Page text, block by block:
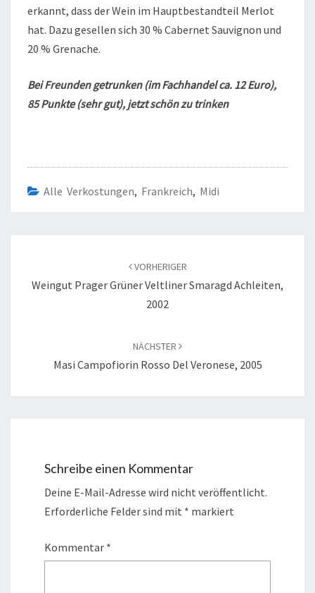
erkannt, dass der Wein im Hauptbestandteil Merlot
hat. Dazu gesellen sich 30 % Cabernet Sauvignon und
20 % Grenache.
Bei Freunden getrunken (im Fachhandel ca. 12 Euro),
85 Punkte (sehr gut), jetzt schön zu trinken
Alle Verkostungen, Frankreich, Midi
VORHERIGER
Weingut Prager Grüner Veltliner Smaragd Achleiten,
2002
NÄCHSTER
Masi Campofiorin Rosso Del Veronese, 2005
Schreibe einen Kommentar
Deine E-Mail-Adresse wird nicht veröffentlicht.
Erforderliche Felder sind mit * markiert
Kommentar *